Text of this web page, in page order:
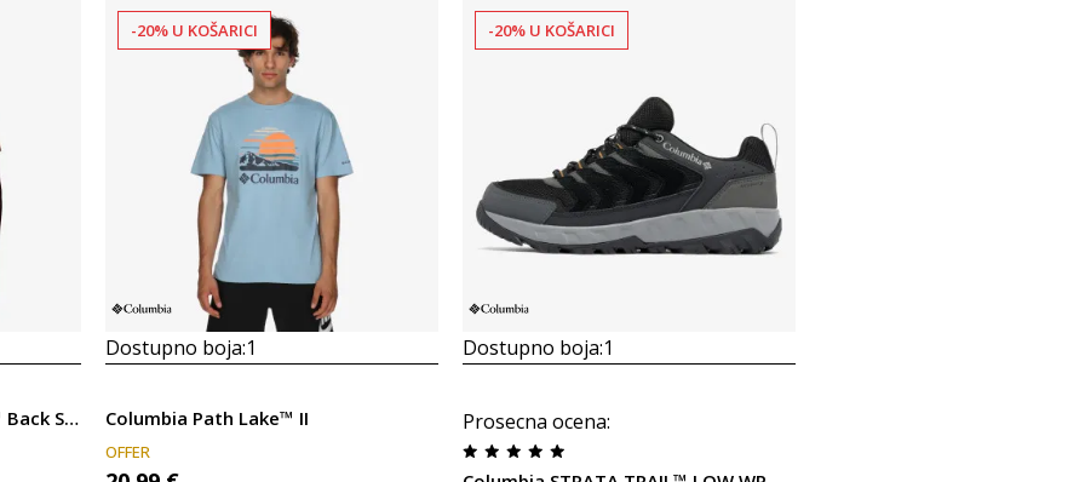
Columbia Explorers Canyon™ Back SS Tee
-20% U KOŠARICI
Dostupno boja:1
Columbia Path Lake™ II
OFFER
-20% U KOŠARICI
Dostupno boja:1
Prosecna ocena: